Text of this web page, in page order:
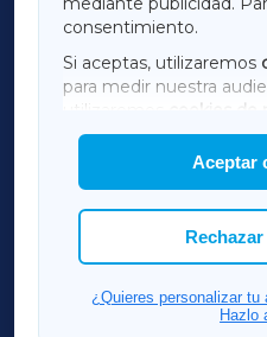
consentimiento.
Si aceptas, utilizaremos
para medir nuestra
utilizaremos
cookies de
mostrar publicidad de
Asimismo, puedes
las cookies que deseas
Aceptar
¿Quieres personalizar
Hazlo